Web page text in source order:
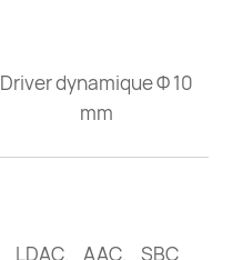
Driver dynamique Φ 10
mm
LDAC、AAC、SBC